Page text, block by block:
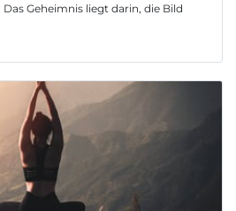
Geheimnis liegt darin, die Bild